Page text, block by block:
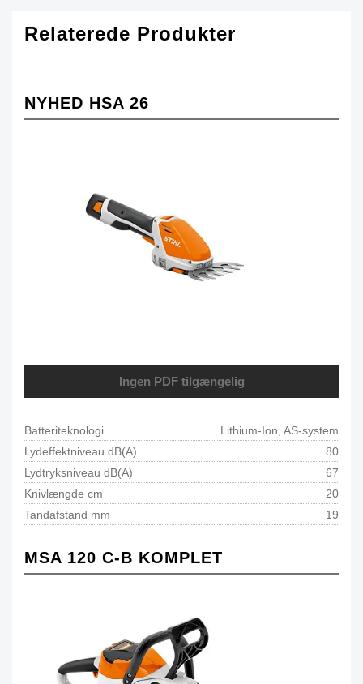
Relaterede Produkter
NYHED HSA 26
Ingen PDF tilgængelig
Batteriteknologi
Lithium-Ion, AS-system
Lydeffektniveau dB(A)
80
Lydtryksniveau dB(A)
67
Knivlængde cm
20
Tandafstand mm
19
MSA 120 C-B KOMPLET